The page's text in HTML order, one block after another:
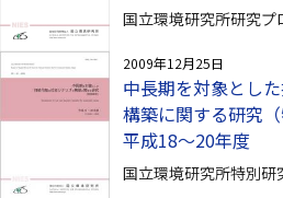
国立環境研究所研究プ
2009年12月25日
中長期を対象とし
構築に関する研究（
平成18〜20年度
国立環境研究所特別研